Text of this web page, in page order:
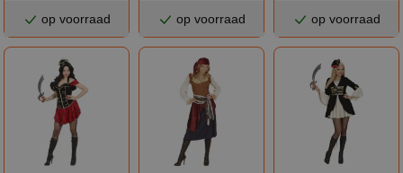
op voorraad op voorraad op voorraad